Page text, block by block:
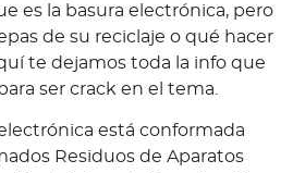
es la basura electrónica, pero
de su reciclaje o qué hacer
te dejamos toda la info que
ser crack en el tema.
está conformada
Residuos de Aparatos